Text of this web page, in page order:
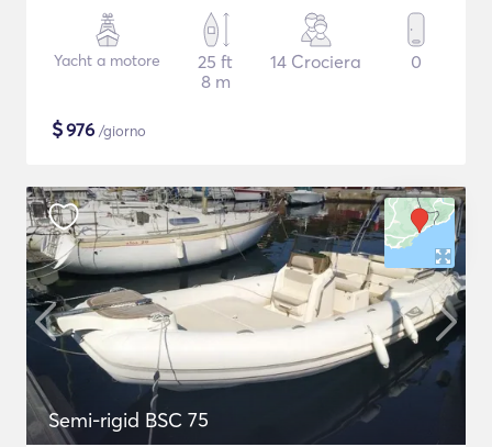
Yacht a motore
25 ft
8 m
14 Crociera 0
$976 /giorno
Semi-rigid BSC 75